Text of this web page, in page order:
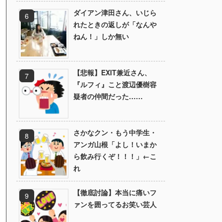
ダイアン津田さん、いじら
れたときの返しが「なんや
ねん！」しか無い
【悲報】EXIT兼近さん、
『ルフィ』こと渡辺優樹容
疑者の仲間だった……
さかなクン・もう中学生・
アンガ山根「よし！いまか
ら飲み行くぞ！！！」←こ
れ
【徹底討論】本当に痛いフ
ァンを囲ってるお笑い芸人